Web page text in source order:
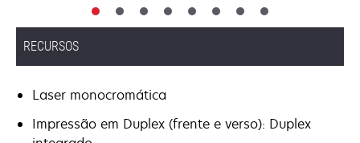
RECURSOS
Laser monocromática
Impressão em Duplex (frente e verso): Duplex